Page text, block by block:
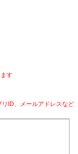
す
ID、メールアドレスなど